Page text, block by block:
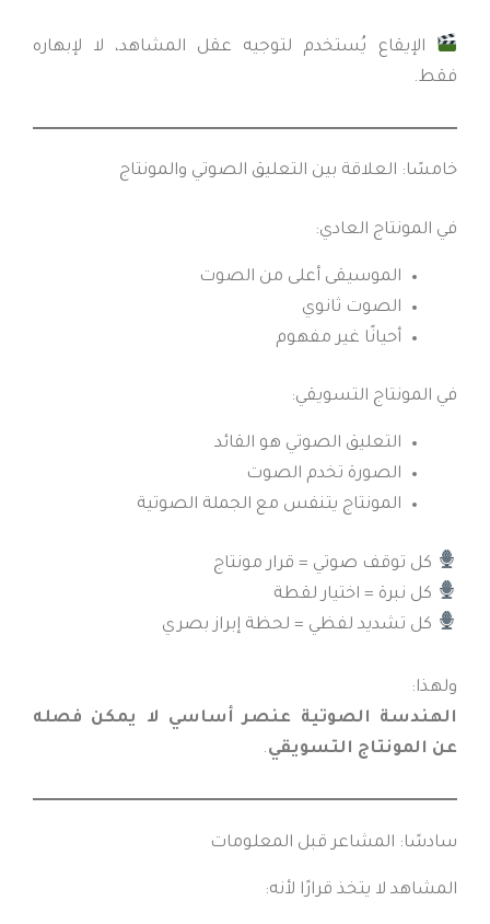
الإيقاع يُستخدم لتوجيه عقل المشاهد، لا لإبهاره
فقط.
خامسًا: العلاقة بين التعليق الصوتي والمونتاج
في المونتاج العادي:
الموسيقى أعلى من الصوت
الصوت ثانوي
أحيانًا غير مفهوم
في المونتاج التسويقي:
التعليق الصوتي هو القائد
الصورة تخدم الصوت
المونتاج يتنفس مع الجملة الصوتية
كل توقف صوتي = قرار مونتاج
كل نبرة = اختيار لقطة
كل تشديد لفظي = لحظة إبراز بصري
ولهذا:
الهندسة الصوتية عنصر أساسي لا يمكن فصله
عن المونتاج التسويقي.
سادسًا: المشاعر قبل المعلومات
المشاهد لا يتخذ قرارًا لأنه: